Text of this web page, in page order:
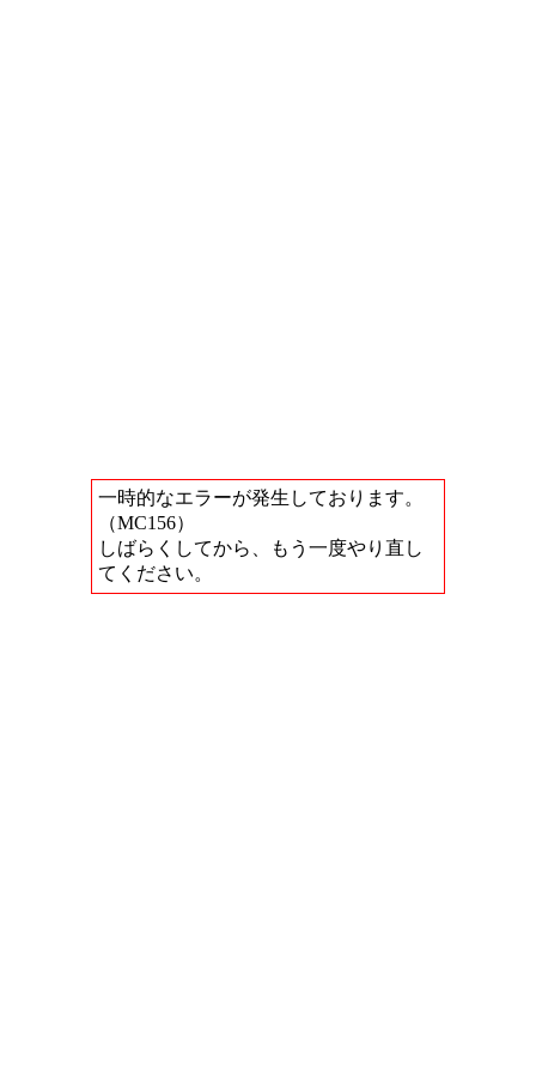
一時的なエラーが発生しております。
（MC156）
しばらくしてから、もう一度やり直し
てください。